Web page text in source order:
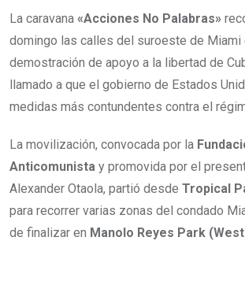
La caravana «Acciones No Palabras»
domingo las calles del suroeste de Miami
demostración de apoyo a la libertad de
llamado a que el gobierno de Estados
medidas más contundentes contra el
La movilización, convocada por la
Anticomunista y promovida por el
Alexander Otaola, partió desde Tropical
para recorrer varias zonas del condado
de finalizar en Manolo Reyes Park